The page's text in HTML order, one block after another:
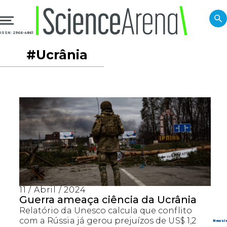
ISSN: 2966-4861
#Ucrânia
11 / Abril / 2024
Guerra ameaça ciência da Ucrânia
Relatório da Unesco calcula que conflito
com a Rússia já gerou prejuízos de US$ 1,2